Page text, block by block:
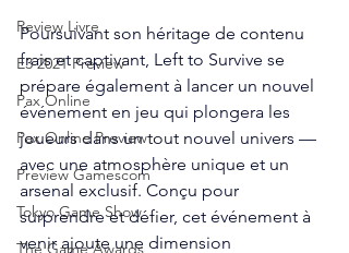
Review Livre
E3 2021 Preview
Pax Online
Pax Online Preview
Preview Gamescom
Tokyo Game Show
The Game Awards
Poursuivant son héritage de contenu
frais et captivant, Left to Survive se
prépare également à lancer un nouvel
événement en jeu qui plongera les
joueurs dans un tout nouvel univers —
avec une atmosphère unique et un
arsenal exclusif. Conçu pour
surprendre et défier, cet événement à
venir ajoute une dimension